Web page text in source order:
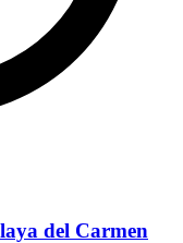
del Carmen